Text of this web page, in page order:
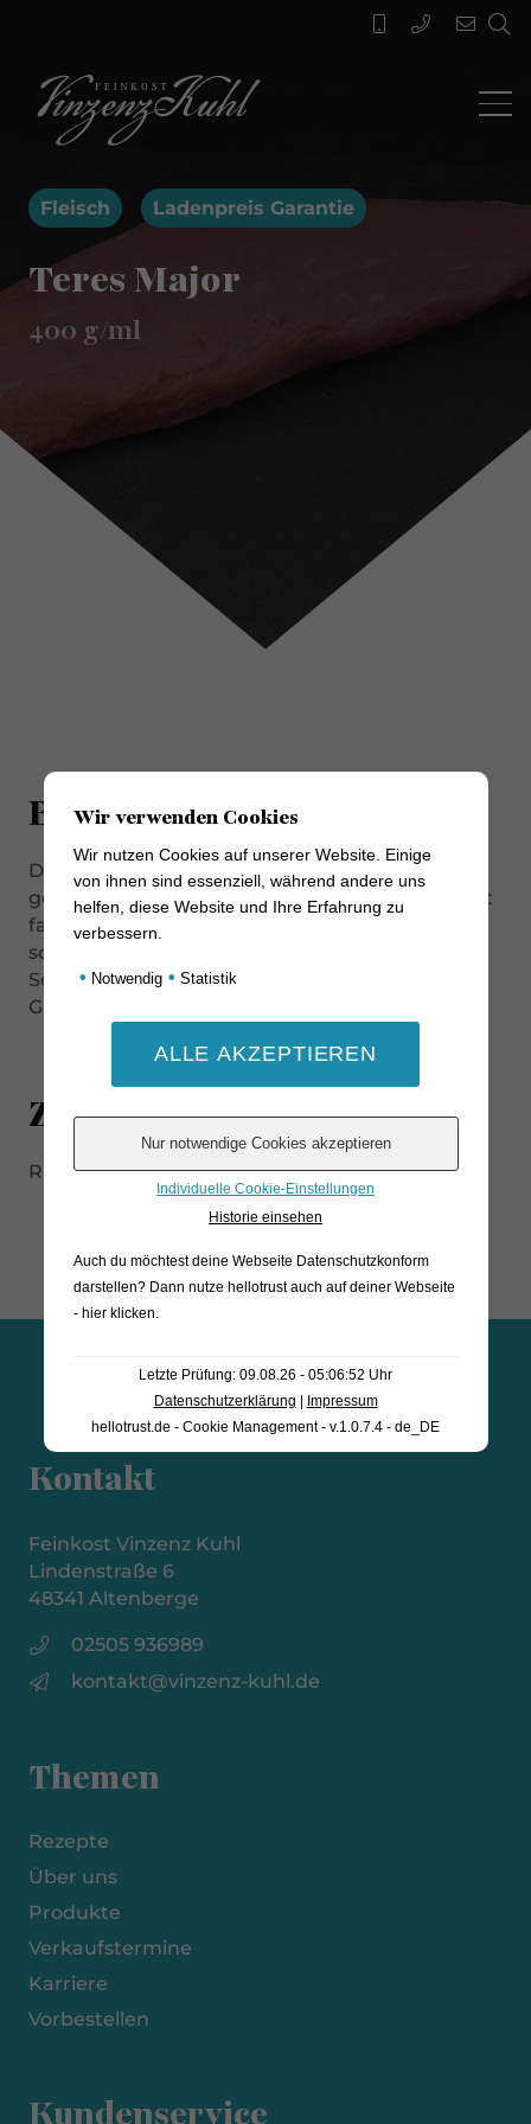
Fleisch Ladenpreis Garantie
Teres Major
400 g/ml
Beschreibung
Das Teres Major oder auch Metzgerstück
genannt, ist ein Schultermuskel vom Rind. Es ist
fast so zart wie ein Filet und kann deswegen
sowohl kurz gebraten, als auch für
Schmorgerichte, wie Boeuf Bourguignon oder
Gulasch verwendet werden.
Zutaten
Rindfleisch
Kontakt
Feinkost Vinzenz Kuhl
Lindenstraße 6
48341 Altenberge
02505 936989
kontakt@vinzenz-kuhl.de
Themen
Rezepte
Über uns
Produkte
Verkaufstermine
Karriere
Vorbestellen
Kundenservice
Wir verwenden Cookies
Wir nutzen Cookies auf unserer Website. Einige
von ihnen sind essenziell, während andere uns
helfen, diese Website und Ihre Erfahrung zu
verbessern.
• Notwendig • Statistik
Individuelle Cookie-Einstellungen
Historie einsehen
Auch du möchtest deine Webseite Datenschutzkonform
darstellen? Dann nutze hellotrust auch auf deiner Webseite
- hier klicken.
Letzte Prüfung: 09.08.26 - 05:06:52 Uhr
Datenschutzerklärung | Impressum
hellotrust.de - Cookie Management - v.1.0.7.4 - de_DE